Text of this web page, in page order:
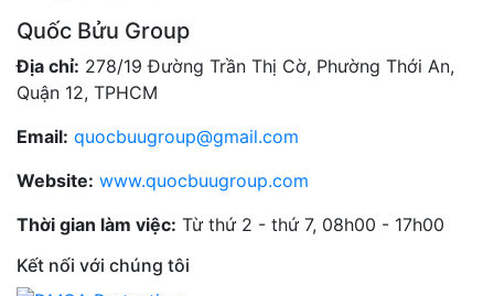
Quốc Bửu Group
Địa chỉ: 278/19 Đường Trần Thị Cờ, Phường Thới An,
Quận 12, TPHCM
Email: quocbuugroup@gmail.com
Website: www.quocbuugroup.com
Thời gian làm việc: Từ thứ 2 - thứ 7, 08h00 - 17h00
Kết nối với chúng tôi